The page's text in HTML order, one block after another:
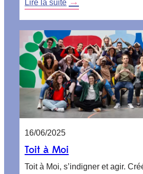
Lire la suite
16/06/2025
Toit à Moi
Toit à Moi, s’indigner et agir.